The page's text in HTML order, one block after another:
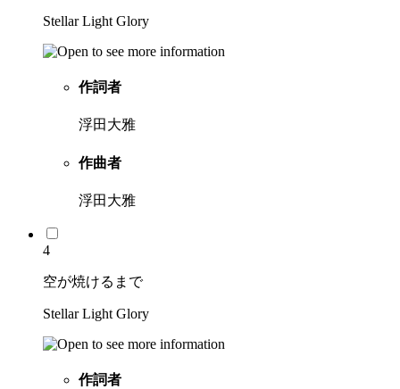
Stellar Light Glory
作詞者
浮田大雅
作曲者
浮田大雅
4
空が焼けるまで
Stellar Light Glory
作詞者